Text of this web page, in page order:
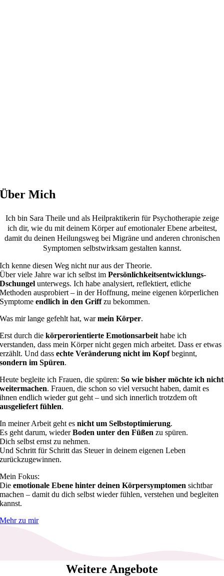
Über Mich
Ich bin Sara Theile und als Heilpraktikerin für Psychotherapie zeige
ich dir, wie du mit deinem Körper auf emotionaler Ebene arbeitest,
damit du deinen Heilungsweg bei Migräne und anderen chronischen
Symptomen selbstwirksam gestalten kannst.
Ich kenne diesen Weg nicht nur aus der Theorie.
Über viele Jahre war ich selbst imPersönlichkeitsentwicklungs-
Dschungelunterwegs. Ich habe analysiert, reflektiert, etliche
Methoden ausprobiert – in der Hoffnung, meine eigenen körperlichen
Symptomeendlich in den Griffzu bekommen.
Was mir lange gefehlt hat, warmein Körper.
Erst durch diekörperorientierte Emotionsarbeit habe ich
verstanden, dass mein Körper nicht gegen mich arbeitet. Dass er etwas
erzählt. Und dassechte Veränderung nicht im Kopfbeginnt,
sondern im Spüren.
Heute begleite ich Frauen, die spüren:So wie bisher möchte ich nicht
weitermachen. Frauen, die schon so viel versucht haben, damit es
ihnen endlich wieder gut geht – und sich innerlich trotzdem oft
ausgeliefert fühlen.
In meiner Arbeit geht esnicht um Selbstoptimierung.
Es geht darum, wiederBoden unter den Füßen zu spüren.
Dich selbst ernst zu nehmen.
Und Schritt für Schritt das Steuer in deinem eigenen Leben
zurückzugewinnen.
Mein Fokus:
Dieemotionale Ebene hinter deinen Körpersymptomen sichtbar
machen – damit du dich selbst wieder fühlen, verstehen und begleiten
kannst.
Mehr zu mir
Weitere Angebote